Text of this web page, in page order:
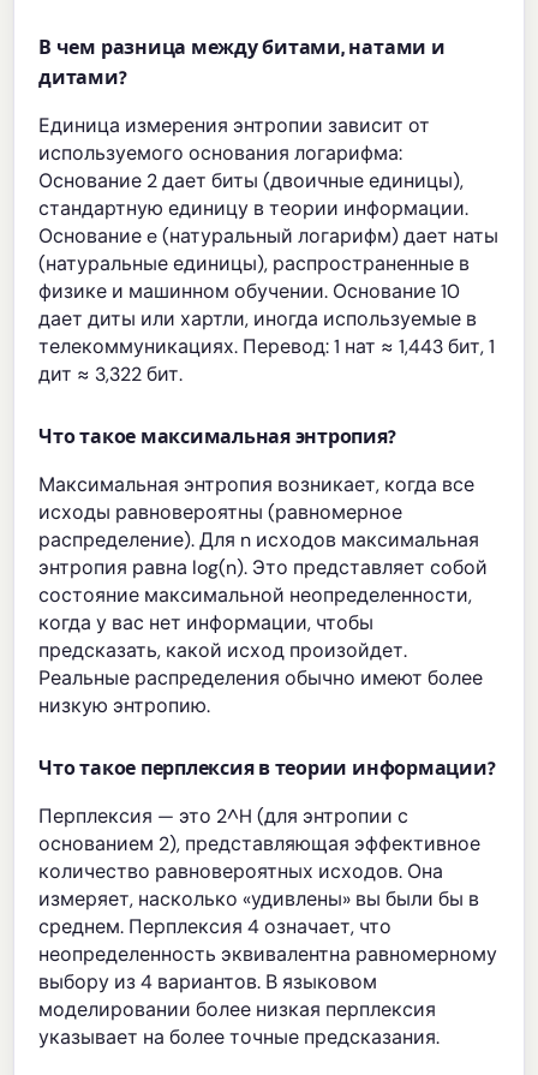
В чем разница между битами, натами и
дитами?
Единица измерения энтропии зависит от
используемого основания логарифма:
Основание 2 дает биты (двоичные единицы),
стандартную единицу в теории информации.
Основание e (натуральный логарифм) дает наты
(натуральные единицы), распространенные в
физике и машинном обучении. Основание 10
дает диты или хартли, иногда используемые в
телекоммуникациях. Перевод: 1 нат ≈ 1,443 бит, 1
дит ≈ 3,322 бит.
Что такое максимальная энтропия?
Максимальная энтропия возникает, когда все
исходы равновероятны (равномерное
распределение). Для n исходов максимальная
энтропия равна log(n). Это представляет собой
состояние максимальной неопределенности,
когда у вас нет информации, чтобы
предсказать, какой исход произойдет.
Реальные распределения обычно имеют более
низкую энтропию.
Что такое перплексия в теории информации?
Перплексия — это 2^H (для энтропии с
основанием 2), представляющая эффективное
количество равновероятных исходов. Она
измеряет, насколько «удивлены» вы были бы в
среднем. Перплексия 4 означает, что
неопределенность эквивалентна равномерному
выбору из 4 вариантов. В языковом
моделировании более низкая перплексия
указывает на более точные предсказания.